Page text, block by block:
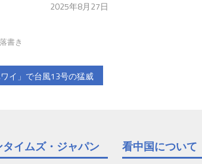
2025年8月27日
書き
イ」で台風13号の猛威
イムズ・ジャパン 看中国について